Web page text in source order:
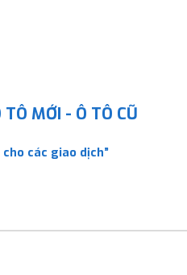
MỚI - Ô TÔ CŨ
các giao dịch”